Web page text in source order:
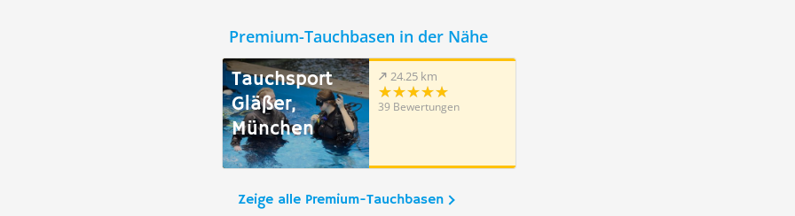
Premium-Tauchbasen in der Nähe
Tauchsport
Gläßer,
München
24.25 km
39 Bewertungen
Zeige alle Premium-Tauchbasen